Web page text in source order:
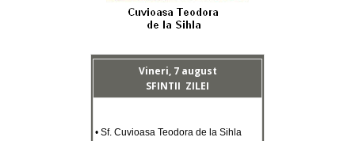
Vineri, 7 august
SFINTII ZILEI
• Sf. Cuvioasa Teodora de la Sihla